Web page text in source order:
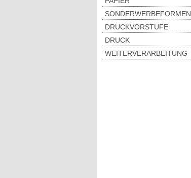
SONDERWERBEFORMEN
DRUCKVORSTUFE
DRUCK
WEITERVERARBEITUNG